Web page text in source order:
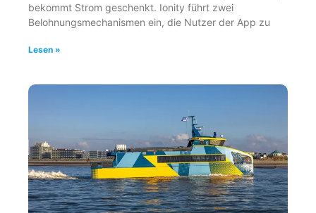
bekommt Strom geschenkt. Ionity führt zwei
Belohnungsmechanismen ein, die Nutzer der App zu
Lesen »